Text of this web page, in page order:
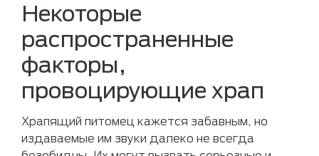
Некоторые
распространенные
факторы,
провоцирующие храп
Храпящий питомец кажется забавным, но
издаваемые им звуки далеко не всегда